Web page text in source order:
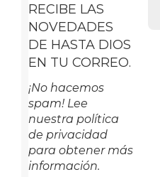
RECIBE LAS
NOVEDADES
DE HASTA DIOS
EN TU CORREO.
¡No hacemos
spam! Lee
nuestra política
de privacidad
para obtener más
información.